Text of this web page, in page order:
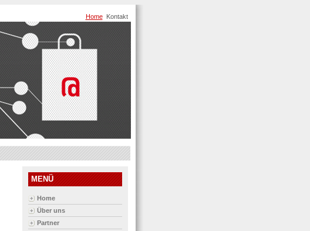
Home Kontakt
MENÜ
Home
Über uns
Partner